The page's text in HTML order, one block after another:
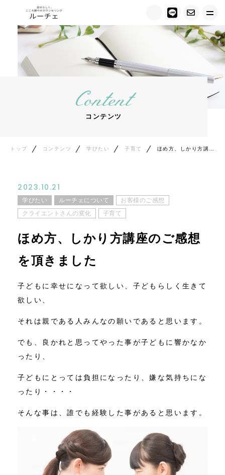
トップ
ルーチェについて
キャンペーン情報
カウンセラー紹介
ご相談の流れ
コンテンツ
アクセス
Content
コンテンツ
トップ コンテンツ 学びたい 子育て
2023.10.21
学びたい ルーチェについて
お客様のご感想
クライエントさんの変化
子育て
ほめ方、しかり方講座のご感想
を頂きました
子どもに幸せになって欲しい、子どもらしく生きて
欲しい、
それは親である人みんなの願いであると思います。
でも、良かれと思ってやった事が子どもに響かなか
ったり、
子どもにとっては負担になったり、嫌な気持ちにな
ったり・・・・
そんな事は、誰でも経験した事があると思います。